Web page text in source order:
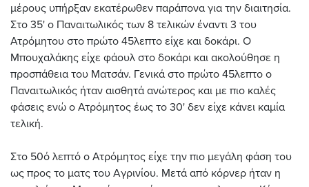
μέρους υπήρξαν εκατέρωθεν παράπονα για την διαιτησία.
Στο 35' ο Παναιτωλικός των 8 τελικών έναντι 3 του
Ατρόμητου στο πρώτο 45λεπτο είχε και δοκάρι. Ο
Μπουχαλάκης είχε φάουλ στο δοκάρι και ακολούθησε η
προσπάθεια του Ματσάν. Γενικά στο πρώτο 45λεπτο ο
Παναιτωλικός ήταν αισθητά ανώτερος και με πιο καλές
φάσεις ενώ ο Ατρόμητος έως το 30' δεν είχε κάνει καμία
τελική.
Στο 50ό λεπτό ο Ατρόμητος είχε την πιο μεγάλη φάση του
ως προς το ματς του Αγρινίου. Μετά από κόρνερ ήταν η